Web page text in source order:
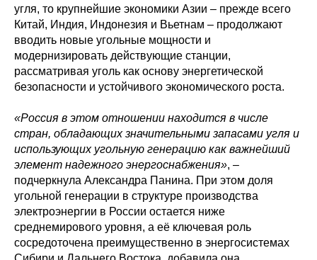
угля, то крупнейшие экономики Азии – прежде всего
Китай, Индия, Индонезия и Вьетнам – продолжают
вводить новые угольные мощности и
модернизировать действующие станции,
рассматривая уголь как основу энергетической
безопасности и устойчивого экономического роста.
«Россия в этом отношении находится в числе
стран, обладающих значительными запасами угля и
использующих угольную генерацию как важнейший
элемент надежного энергоснабжения», –
подчеркнула Александра Панина. При этом доля
угольной генерации в структуре производства
электроэнергии в России остается ниже
среднемирового уровня, а её ключевая роль
сосредоточена преимущественно в энергосистемах